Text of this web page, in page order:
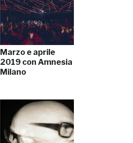
Marzo e aprile
2019 con Amnesia
Milano